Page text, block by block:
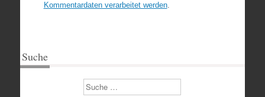
Kommentardaten verarbeitet werden.
Suche
Suchen